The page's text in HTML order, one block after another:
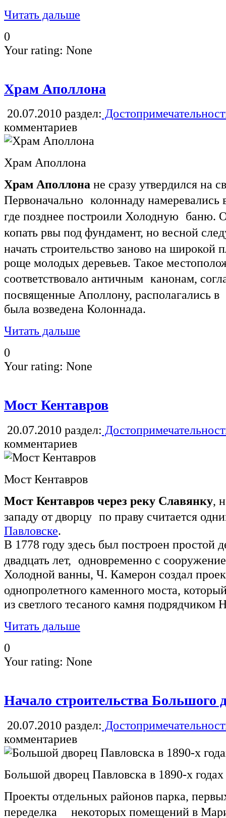
Читать дальше
0
Your rating: None
Храм Аполлона
20.07.2010 раздел:
комментариев
Храм Аполлона
Храм Аполлона не сразу утвердился на
Первоначально колоннаду намеревались
где позднее построили Холодную баню.
копать рвы под фундамент, но весной
начать строительство заново на широкой
роще молодых деревьев. Такое
соответствовало античным канонам,
посвященные Аполлону, располагались
была возведена Колоннада.
Читать дальше
0
Your rating: None
Мост Кентавров
20.07.2010 раздел:
комментариев
Мост Кентавров
Мост Кентавров через реку Славянку,
западу от дворцу по праву считается
Павловске.
В 1778 году здесь был построен простой
двадцать лет, одновременно с
Холодной ванны, Ч. Камерон создал
однопролетного каменного моста,
из светлого тесаного камня
Читать дальше
0
Your rating: None
Начало строительства Большого
20.07.2010 раздел:
комментариев
Большой дворец Павловска в 1890-х годах
Проекты отдельных районов парка,
переделка некоторых помещений в